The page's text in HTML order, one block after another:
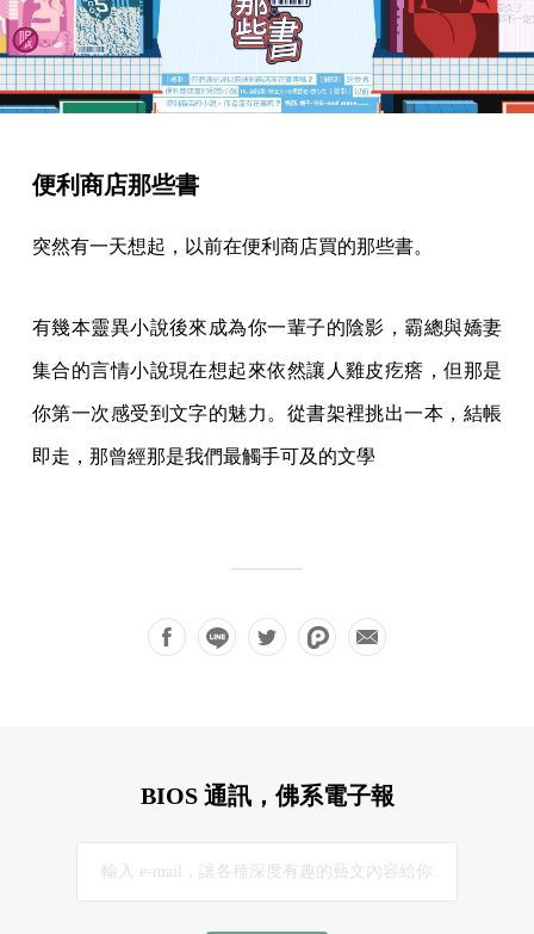
便利商店那些書
突然有一天想起，以前在便利商店買的那些書。
有幾本靈異小說後來成為你一輩子的陰影，霸總與嬌妻
集合的言情小說現在想起來依然讓人雞皮疙瘩，但那是
你第一次感受到文字的魅力。從書架裡挑出一本，結帳
即走，那曾經那是我們最觸手可及的文學
BIOS 通訊，佛系電子報